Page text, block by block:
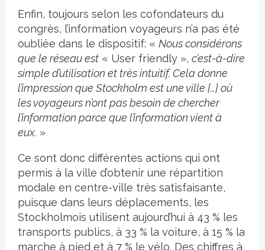
Enfin, toujours selon les cofondateurs du
congrès, l’information voyageurs n’a pas été
oubliée dans le dispositif: « Nous considérons
que le réseau est « User friendly », c’est-à-dire
simple d’utilisation et très intuitif. Cela donne
l’impression que Stockholm est une ville […] où
les voyageurs n’ont pas besoin de chercher
l’information parce que l’information vient à
eux. »
Ce sont donc différentes actions qui ont
permis à la ville d’obtenir une répartition
modale en centre-ville très satisfaisante,
puisque dans leurs déplacements, les
Stockholmois utilisent aujourd’hui à 43 % les
transports publics, à 33 % la voiture, à 15 % la
marche à pied et à 7 % le vélo. Des chiffres à